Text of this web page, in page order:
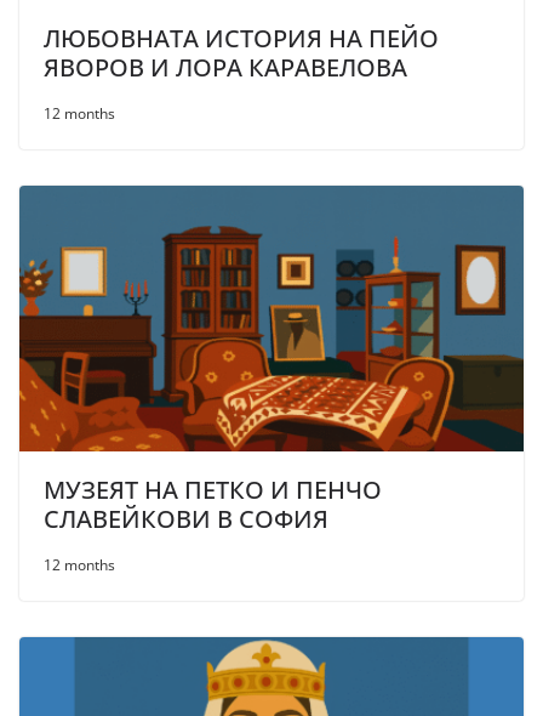
ЛЮБОВНАТА ИСТОРИЯ НА ПЕЙО
ЯВОРОВ И ЛОРА КАРАВЕЛОВА
12 months
МУЗЕЯТ НА ПЕТКО И ПЕНЧО
СЛАВЕЙКОВИ В СОФИЯ
12 months